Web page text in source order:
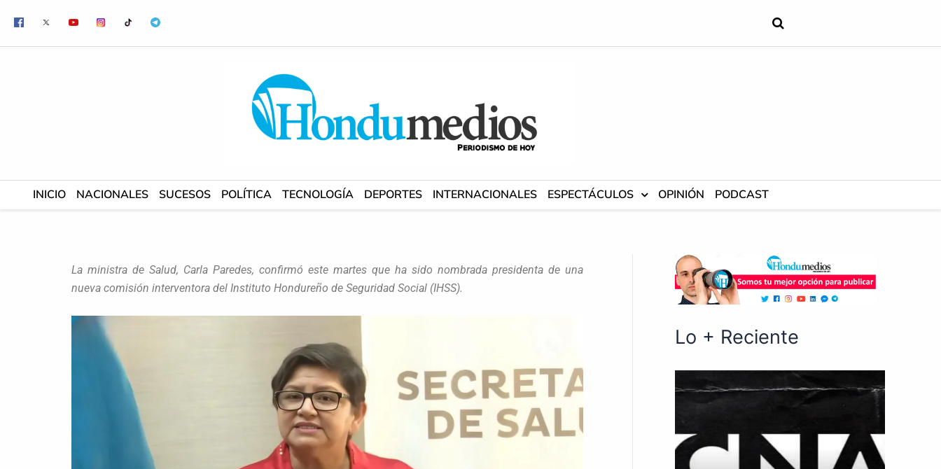
contenido
INICIO NACIONALES SUCESOS POLÍTICA TECNOLOGÍA DEPORTES INTERNACIONALES ESPECTÁCULOS OPINIÓN PODCAST
La ministra de Salud, Carla Paredes, confirmó este martes que ha sido nombrada presidenta de una
nueva comisión interventora del Instituto Hondureño de Seguridad Social (IHSS).
Lo + Reciente